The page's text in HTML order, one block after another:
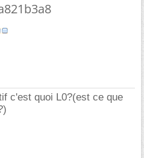
c'est quoi L0?(est ce que